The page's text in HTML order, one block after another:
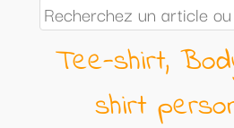
Tee-shirt,
shirt